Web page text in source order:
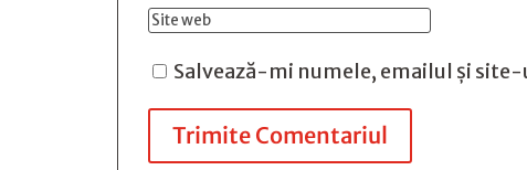
Salvează-mi numele, emailul și
Trimite Comentariul